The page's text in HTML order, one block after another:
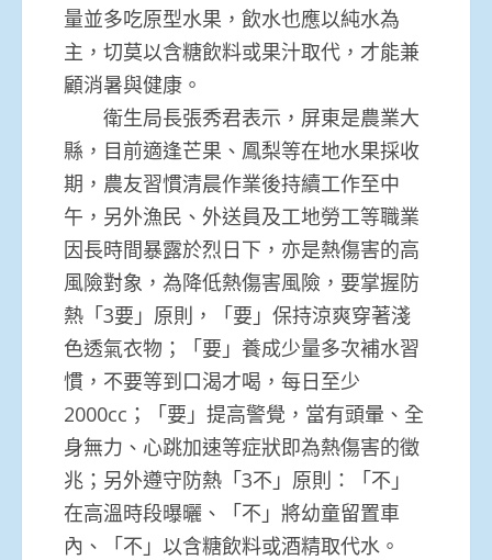
量並多吃原型水果，飲水也應以純水為
主，切莫以含糖飲料或果汁取代，才能兼
顧消暑與健康。
衛生局長張秀君表示，屏東是農業大
縣，目前適逢芒果、鳳梨等在地水果採收
期，農友習慣清晨作業後持續工作至中
午，另外漁民、外送員及工地勞工等職業
因長時間暴露於烈日下，亦是熱傷害的高
風險對象，為降低熱傷害風險，要掌握防
熱「3要」原則，「要」保持涼爽穿著淺
色透氣衣物；「要」養成少量多次補水習
慣，不要等到口渴才喝，每日至少
2000cc；「要」提高警覺，當有頭暈、全
身無力、心跳加速等症狀即為熱傷害的徵
兆；另外遵守防熱「3不」原則：「不」
在高溫時段曝曬、「不」將幼童留置車
內、「不」以含糖飲料或酒精取代水。